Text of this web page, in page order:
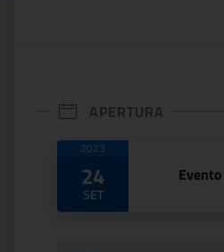
APERTURA
Date di apertura
2023
24
SET